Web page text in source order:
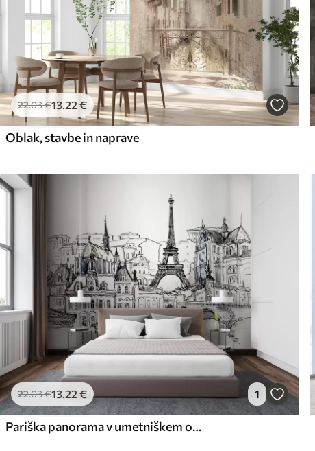
22.03€13.22 €
Oblak, stavbe in naprave
22.03€13.22 € 1
Pariška panorama v umetniškem obrisu